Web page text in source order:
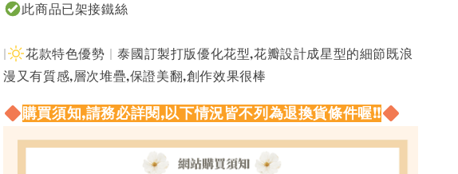
此商品已架接鐵絲
|
花款特色優勢 | 泰國訂製打版優化花型,花瓣設計成星型的細節既浪
漫又有質感,層次堆疊,保證美翻,創作效果很棒
購買須知,請務必詳閱,以下情況皆不列為退換貨條件喔!!